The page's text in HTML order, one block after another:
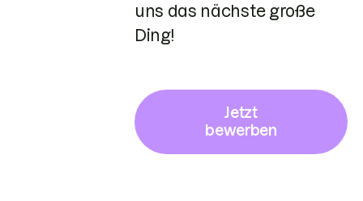
uns das nächste große
Ding!
Jetzt
bewerben